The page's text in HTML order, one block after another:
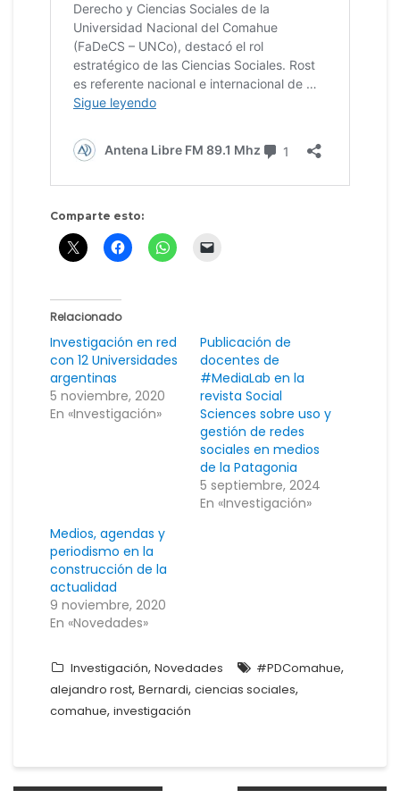
Comparte esto:
Relacionado
Investigación en red
con 12 Universidades
argentinas
5 noviembre, 2020
En «Investigación»
Publicación de
docentes de
#MediaLab en la
revista Social
Sciences sobre uso y
gestión de redes
sociales en medios
de la Patagonia
5 septiembre, 2024
En «Investigación»
Medios, agendas y
periodismo en la
construcción de la
actualidad
9 noviembre, 2020
En «Novedades»
Investigación, Novedades #PDComahue,
alejandro rost, Bernardi, ciencias sociales,
comahue, investigación
Navegación